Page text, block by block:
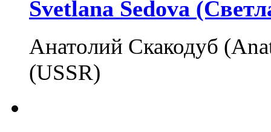
Svetlana Sedova
Анатолий Скакодуб
(USSR)